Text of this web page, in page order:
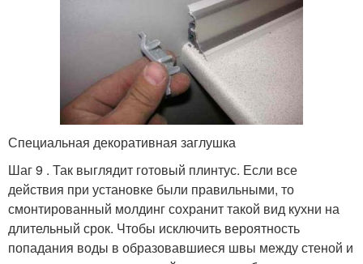
Специальная декоративная заглушка
Шаг 9 . Так выглядит готовый плинтус. Если все
действия при установке были правильными, то
смонтированный молдинг сохранит такой вид кухни на
длительный срок. Чтобы исключить вероятность
попадания воды в образовавшиеся швы между стеной и